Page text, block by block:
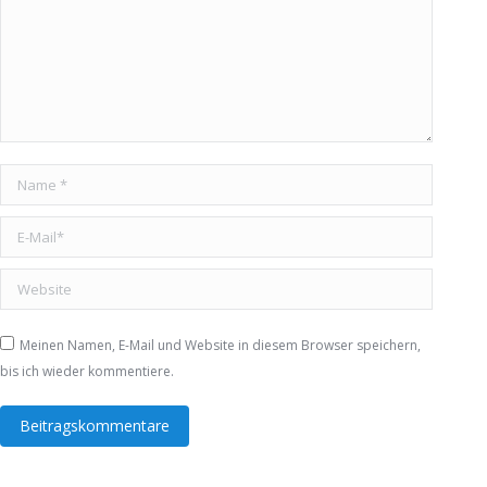
Name *
E-Mail *
Website
Meinen Namen, E-Mail und Website in diesem Browser speichern,
bis ich wieder kommentiere.
Beitragskommentare